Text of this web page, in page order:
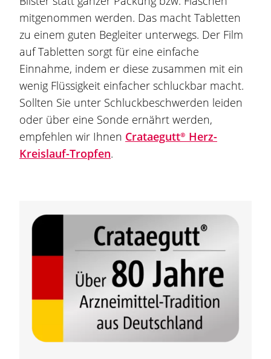
mitgenommen werden. Das macht Tabletten
zu einem guten Begleiter unterwegs. Der Film
auf Tabletten sorgt für eine einfache
Einnahme, indem er diese zusammen mit ein
wenig Flüssigkeit einfacher schluckbar macht.
Sollten Sie unter Schluckbeschwerden leiden
oder über eine Sonde ernährt werden,
empfehlen wir Ihnen Crataegutt® Herz-
Kreislauf-Tropfen.